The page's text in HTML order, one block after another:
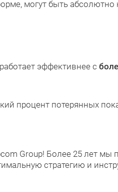
могут быть абсолютно
эффективнее с
процент потерянных
Group! Более 25 лет
стратегию и